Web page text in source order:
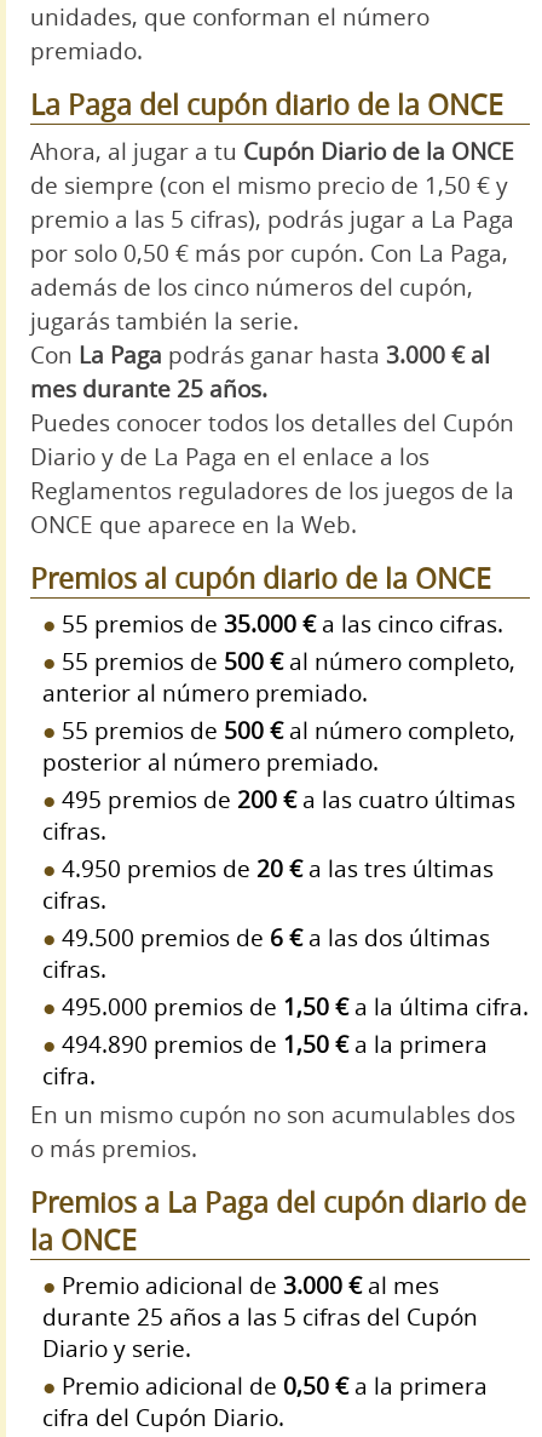
unidades, que conforman el número
premiado.
La Paga del cupón diario de la ONCE
Ahora, al jugar a tu Cupón Diario de la ONCE
de siempre (con el mismo precio de 1,50 € y
premio a las 5 cifras), podrás jugar a La Paga
por solo 0,50 € más por cupón. Con La Paga,
además de los cinco números del cupón,
jugarás también la serie.
Con La Paga podrás ganar hasta 3.000 € al
mes durante 25 años.
Puedes conocer todos los detalles del Cupón
Diario y de La Paga en el enlace a los
Reglamentos reguladores de los juegos de la
ONCE que aparece en la Web.
Premios al cupón diario de la ONCE
55 premios de 35.000 €a las cinco cifras.
55 premios de 500 €al número completo,
anterior al número premiado.
55 premios de 500 €al número completo,
posterior al número premiado.
495 premios de 200 €a las cuatro últimas
cifras.
4.950 premios de 20 €a las tres últimas
cifras.
49.500 premios de 6 €a las dos últimas
cifras.
495.000 premios de 1,50 €a la última cifra.
494.890 premios de 1,50 €a la primera
cifra.
En un mismo cupón no son acumulables dos
o más premios.
Premios a La Paga del cupón diario de
la ONCE
Premio adicional de 3.000 €al mes
durante 25 años a las 5 cifras del Cupón
Diario y serie.
Premio adicional de 0,50 €a la primera
cifra del Cupón Diario.